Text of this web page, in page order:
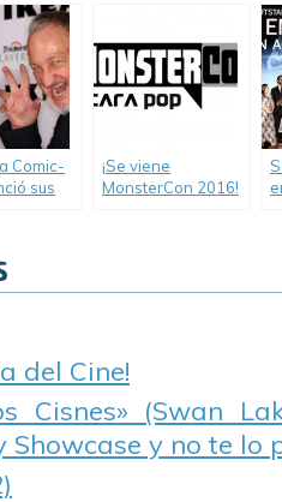
Comic-
Comic-
sus
¡Se viene
MonsterCon 2016!
del Cine!
Cisnes» (Swan
Showcase y no te lo